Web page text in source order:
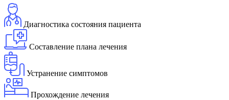
Диагностика состояния пациента
Составление плана лечения
Устранение симптомов
Прохождение лечения